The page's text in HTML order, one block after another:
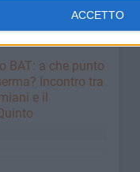
ACCETTO
BAT: a che punto
Incontro tra
e il